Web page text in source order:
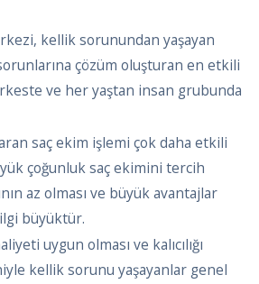
kellik sorunundan yaşayan
çözüm oluşturan en etkili
ve her yaştan insan grubunda
saç ekim işlemi çok daha etkili
çoğunluk saç ekimini tercih
az olması ve büyük avantajlar
büyüktür.
uygun olması ve kalıcılığı
kellik sorunu yaşayanlar genel